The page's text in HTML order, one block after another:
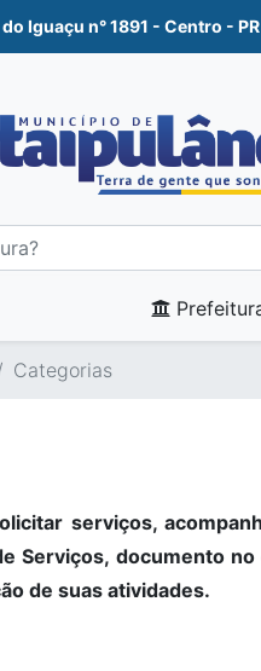
Iguaçu n° 1891 - Centro - PR
Categorias
serviços,
Serviços, documento
de suas atividades.